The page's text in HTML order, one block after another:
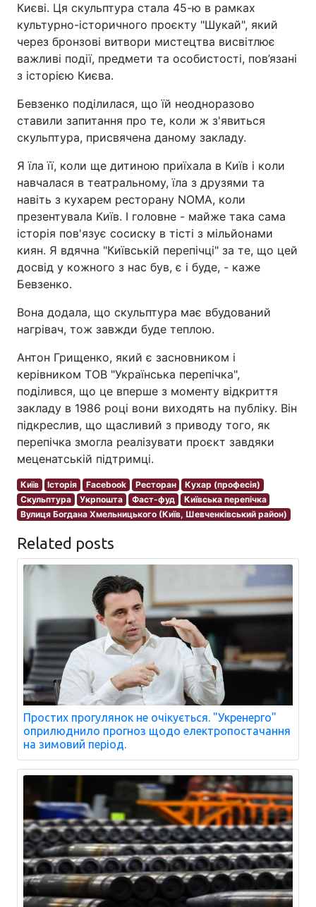
Києві. Ця скульптура стала 45-ю в рамках
культурно-історичного проєкту "Шукай", який
через бронзові витвори мистецтва висвітлює
важливі події, предмети та особистості, пов’язані
з історією Києва.
Бевзенко поділилася, що їй неодноразово
ставили запитання про те, коли ж з'явиться
скульптура, присвячена даному закладу.
Я їла її, коли ще дитиною приїхала в Київ і коли
навчалася в театральному, їла з друзями та
навіть з кухарем ресторану NOMA, коли
презентувала Київ. І головне - майже така сама
історія пов'язує сосиску в тісті з мільйонами
киян. Я вдячна "Київській перепічці" за те, що цей
досвід у кожного з нас був, є і буде, - каже
Бевзенко.
Вона додала, що скульптура має вбудований
нагрівач, тож завжди буде теплою.
Антон Грищенко, який є засновником і
керівником ТОВ "Українська перепічка",
поділився, що це вперше з моменту відкриття
закладу в 1986 році вони виходять на публіку. Він
підкреслив, що щасливий з приводу того, як
перепічка змогла реалізувати проєкт завдяки
меценатській підтримці.
Київ Історія Facebook Ресторан
Кухар (професія)
Скульптура
Укрпошта Фаст-фуд
Київська перепічка
Вулиця Богдана Хмельницького (Київ, Шевченківський район)
Related posts
Простих прогулянок не очікується. "Укренерго"
оприлюднило прогноз щодо електропостачання
на зимовий період.